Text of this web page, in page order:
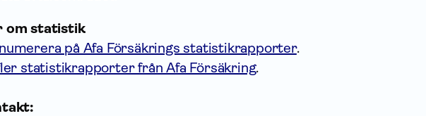
om statistik
på Afa Försäkrings statistikrapporter.
statistikrapporter från Afa Försäkring.